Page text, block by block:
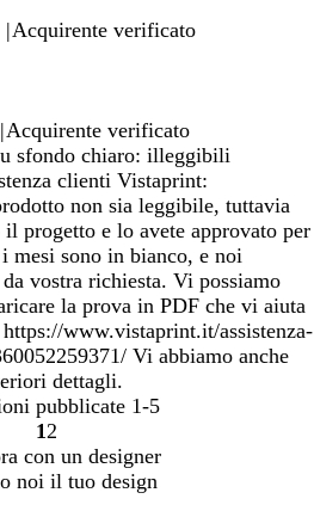
|Acquirente verificato
|Acquirente verificato
sfondo chiaro: illeggibili
clienti Vistaprint:
non sia leggibile, tuttavia
progetto e lo avete approvato per
mesi sono in bianco, e noi
vostra richiesta. Vi possiamo
la prova in PDF che vi aiuta
www.vistaprint.it/assistenza-
Vi abbiamo anche
dettagli.
pubblicate 1-5
Vai
alla
pagina
1 Vai
alla
pagina
2
con un designer
noi il tuo design